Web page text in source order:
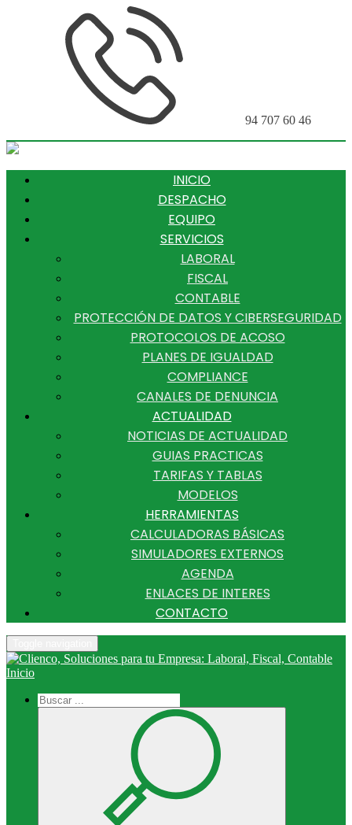
94 707 60 46
INICIO
DESPACHO
EQUIPO
SERVICIOS
LABORAL
FISCAL
CONTABLE
PROTECCIÓN DE DATOS Y CIBERSEGURIDAD
PROTOCOLOS DE ACOSO
PLANES DE IGUALDAD
COMPLIANCE
CANALES DE DENUNCIA
ACTUALIDAD
NOTICIAS DE ACTUALIDAD
GUIAS PRACTICAS
TARIFAS Y TABLAS
MODELOS
HERRAMIENTAS
CALCULADORAS BÁSICAS
SIMULADORES EXTERNOS
AGENDA
ENLACES DE INTERES
CONTACTO
Inicio